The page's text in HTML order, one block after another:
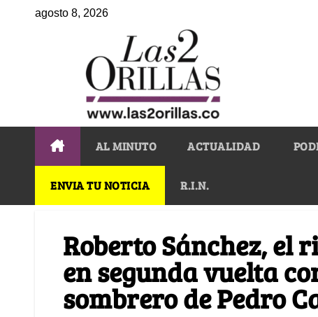
agosto 8, 2026
AL MINUTO ACTUALIDAD
ENVIA TU NOTICIA R.I.N.
Roberto Sánchez, el
en segunda vuelta
sombrero de Pedro